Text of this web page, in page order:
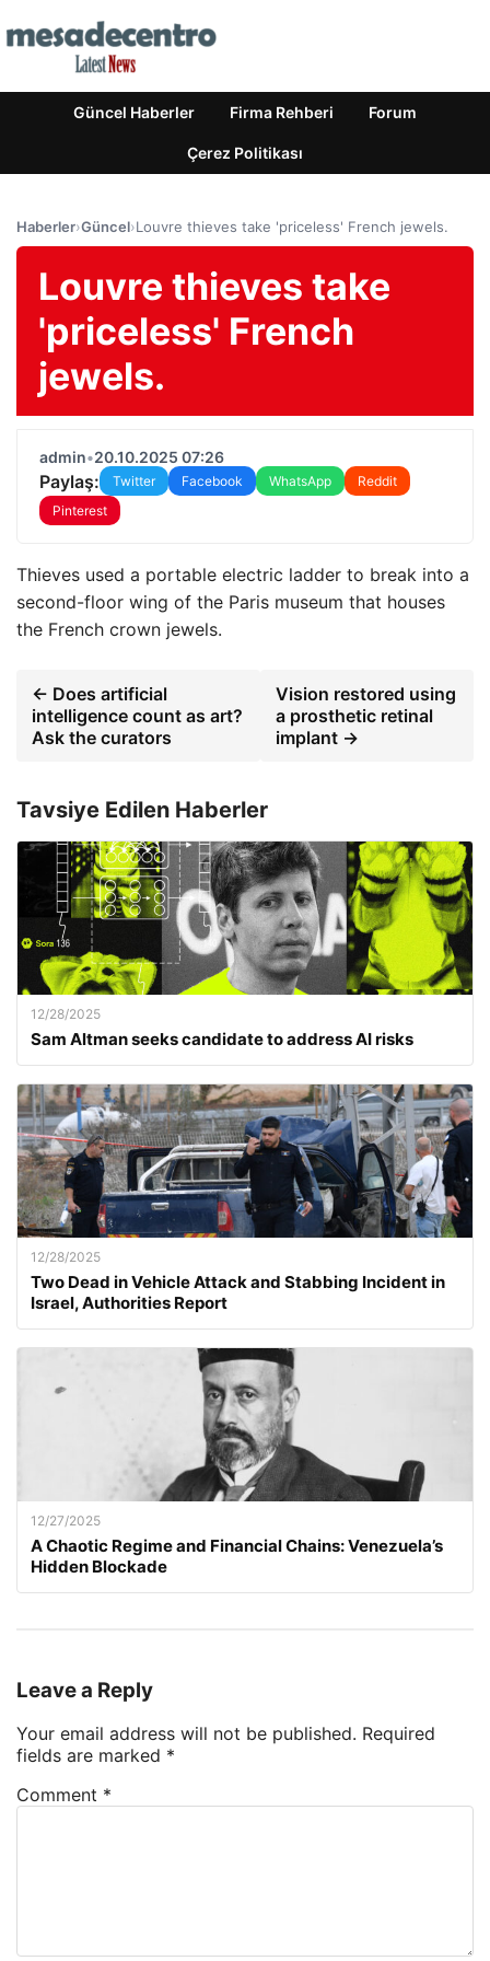
Güncel Haberler Firma Rehberi Forum
Çerez Politikası
Haberler›Güncel›Louvre thieves take 'priceless' French jewels.
Louvre thieves take
'priceless' French
jewels.
admin•20.10.2025 07:26
Paylaş: Twitter Facebook WhatsApp
Reddit
Pinterest
Thieves used a portable electric ladder to break into a
second-floor wing of the Paris museum that houses
the French crown jewels.
← Does artificial
intelligence count as art?
Ask the curators
Vision restored using
a prosthetic retinal
implant →
Tavsiye Edilen Haberler
12/28/2025
Sam Altman seeks candidate to address AI risks
12/28/2025
Two Dead in Vehicle Attack and Stabbing Incident in
Israel, Authorities Report
12/27/2025
A Chaotic Regime and Financial Chains: Venezuela’s
Hidden Blockade
Leave a Reply
Your email address will not be published. Required
fields are marked *
Comment *